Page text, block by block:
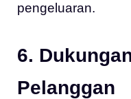
pengeluaran.
6.
Pelanggan